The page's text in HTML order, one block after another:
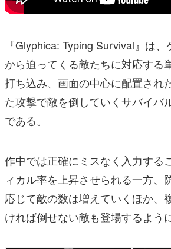
『Glyphica: Typing Survival』は
から迫ってくる敵たちに対応する
打ち込み、画面の中心に配置され
た攻撃で敵を倒していくサバイバ
である。
作中では正確にミスなく入力する
ィカル率を上昇させられる一方、
応じて敵の数は増えていくほか、
ければ倒せない敵も登場するよう